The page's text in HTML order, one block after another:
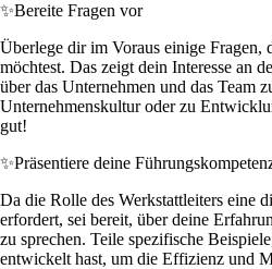
✨Bereite Fragen vor
Überlege dir im Voraus einige Fragen,
möchtest. Das zeigt dein Interesse an
über das Unternehmen und das Team
Unternehmenskultur oder zu
gut!
✨Präsentiere deine
Da die Rolle des Werkstattleiters eine
erfordert, sei bereit, über deine
zu sprechen. Teile spezifische
entwickelt hast, um die Effizienz und